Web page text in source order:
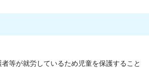
等が就労しているため児童を保護すること